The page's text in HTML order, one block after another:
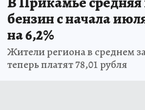
бензин с начала
на 6,2%
Жители региона в среднем
теперь платят 78,01 рубля